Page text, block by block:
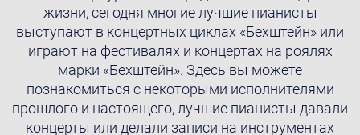
жизни, сегодня многие лучшие пианисты
выступают в концертных циклах «Бехштейн» или
играют на фестивалях и концертах на роялях
марки «Бехштейн». Здесь вы можете
познакомиться с некоторыми исполнителями
прошлого и настоящего, лучшие пианисты давали
концерты или делали записи на инструментах